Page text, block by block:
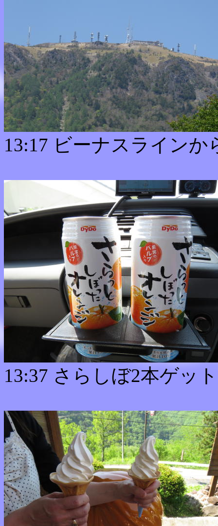
13:17 ビーナスライン
13:37 さらしぼ2本ゲット